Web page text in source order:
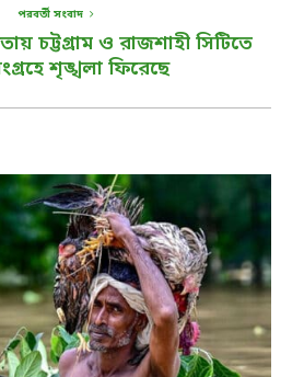
পরবর্তী সংবাদ
চট্টগ্রাম ও রাজশাহী সিটিতে
শৃঙ্খলা ফিরেছে